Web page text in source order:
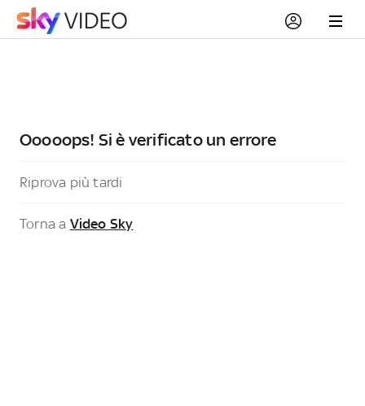
Ooooops! Si è verificato un errore
Riprova più tardi
Torna a Video Sky